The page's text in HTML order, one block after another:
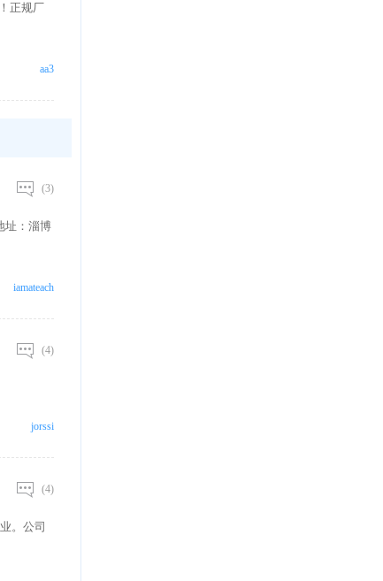
正规厂
aa3
(3)
址：淄博
iamateach
(4)
jorssi
(4)
。公司